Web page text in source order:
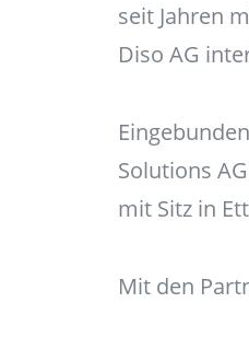
seit Jahren
Diso AG
Solutions
mit Sitz in
Mit den